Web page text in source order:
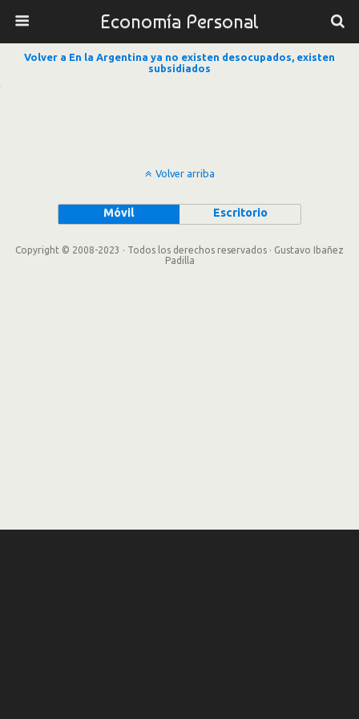
Economía Personal
Volver a En la Argentina ya no existen desocupados, existen
subsidiados
Volver arriba
Móvil Escritorio
Copyright © 2008-2023 · Todos los derechos reservados · Gustavo Ibañez
Padilla